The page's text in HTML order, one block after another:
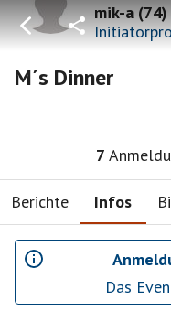
mik-a(74)
M´s Dinner
7
Berichte Infos
Das